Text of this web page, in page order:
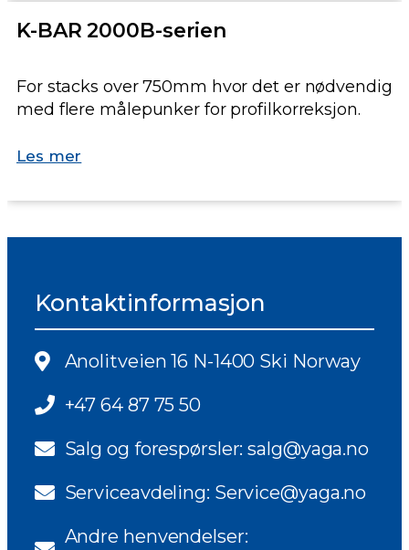
K-BAR 2000B-serien
For stacks over 750mm hvor det er nødvendig
med flere målepunker for profilkorreksjon.
Les mer
Kontaktinformasjon
Anolitveien 16 N-1400 Ski Norway
+47 64 87 75 50
Salg og forespørsler: salg@yaga.no
Serviceavdeling: Service@yaga.no
Andre henvendelser: